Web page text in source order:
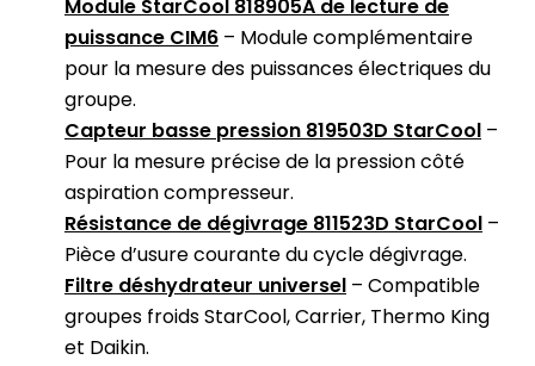
Module StarCool 818905A de lecture de
puissance CIM6– Module complémentaire
pour la mesure des puissances électriques du
groupe.
Capteur basse pression 819503D StarCool–
Pour la mesure précise de la pression côté
aspiration compresseur.
Résistance de dégivrage 811523D StarCool–
Pièce d’usure courante du cycle dégivrage.
Filtre déshydrateur universel– Compatible
groupes froids StarCool, Carrier, Thermo King
et Daikin.